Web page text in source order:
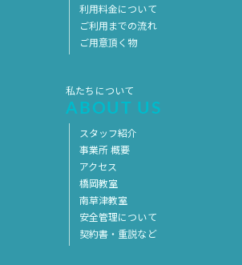
利用料金について
ご利用までの流れ
ご用意頂く物
私たちについて
ABOUT US
スタッフ紹介
事業所 概要
アクセス
橋岡教室
南草津教室
安全管理について
契約書・重説など